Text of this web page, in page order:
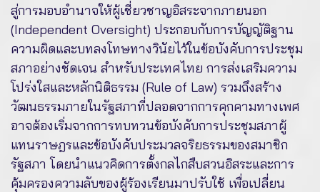
สู่การมอบอำนาจให้ผู้เชี่ยวชาญอิสระจากภายนอก
(Independent Oversight) ประกอบกับการบัญญัติฐาน
ความผิดและบทลงโทษทางวินัยไว้ในข้อบังคับการประชุม
สภาอย่างชัดเจน สำหรับประเทศไทย การส่งเสริมความ
โปร่งใสและหลักนิติธรรม (Rule of Law) รวมถึงสร้าง
วัฒนธรรมภายในรัฐสภาที่ปลอดจากการคุกคามทางเพศ
อาจต้องเริ่มจากการทบทวนข้อบังคับการประชุมสภาผู้
แทนราษฎรและข้อบังคับประมวลจริยธรรมของสมาชิก
รัฐสภา โดยนำแนวคิดการตั้งกลไกสืบสวนอิสระและการ
คุ้มครองความลับของผู้ร้องเรียนมาปรับใช้ เพื่อเปลี่ยน